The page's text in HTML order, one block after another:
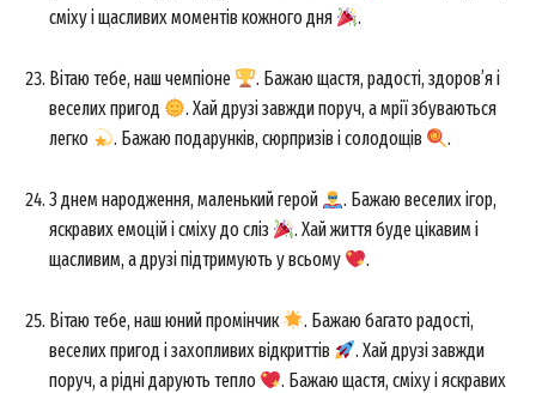
сміху і щасливих моментів кожного дня
.
Вітаю тебе, наш чемпіоне
. Бажаю щастя, радості, здоров’я і
веселих пригод
. Хай друзі завжди поруч, а мрії збуваються
легко
. Бажаю подарунків, сюрпризів і солодощів .
З днем народження, маленький герой
. Бажаю веселих ігор,
яскравих емоцій і сміху до сліз
. Хай життя буде цікавим і
щасливим, а друзі підтримують у всьому
.
Вітаю тебе, наш юний промінчик
. Бажаю багато радості,
веселих пригод і захопливих відкриттів
. Хай друзі завжди
поруч, а рідні дарують тепло
. Бажаю щастя, сміху і яскравих